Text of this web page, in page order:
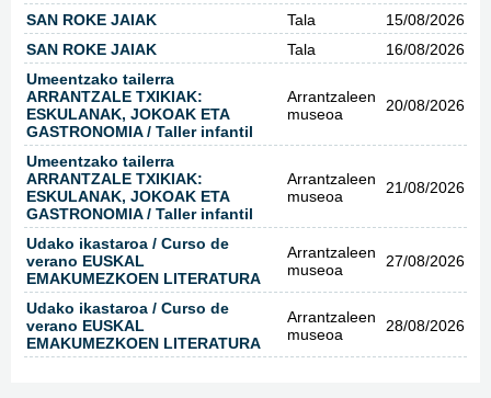
SAN ROKE JAIAK Tala
15/08/2026
SAN ROKE JAIAK
Tala
16/08/2026
Umeentzako tailerra
ARRANTZALE TXIKIAK:
ESKULANAK, JOKOAK ETA
GASTRONOMIA / Taller infantil
Arrantzaleen
museoa
20/08/2026
Umeentzako tailerra
ARRANTZALE TXIKIAK:
ESKULANAK, JOKOAK ETA
GASTRONOMIA / Taller infantil
Arrantzaleen
museoa
21/08/2026
Udako ikastaroa / Curso de
verano EUSKAL
EMAKUMEZKOEN LITERATURA
Arrantzaleen
museoa
27/08/2026
Udako ikastaroa / Curso de
verano EUSKAL
EMAKUMEZKOEN LITERATURA
Arrantzaleen
museoa
28/08/2026